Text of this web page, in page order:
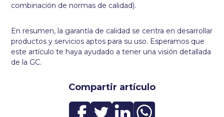
Compartir artículo
combinación de normas de calidad).
En resumen, la garantía de calidad se centra en desarrollar
productos y servicios aptos para su uso. Esperamos que
este artículo te haya ayudado a tener una visión detallada
de la GC.